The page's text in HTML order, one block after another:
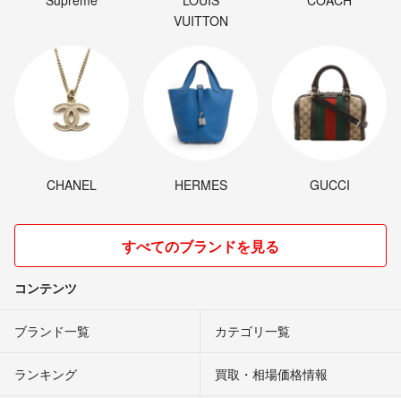
VUITTON
CHANEL HERMES GUCCI
すべてのブランドを見る
コンテンツ
ブランド一覧 カテゴリ一覧
ランキング 買取・相場価格情報